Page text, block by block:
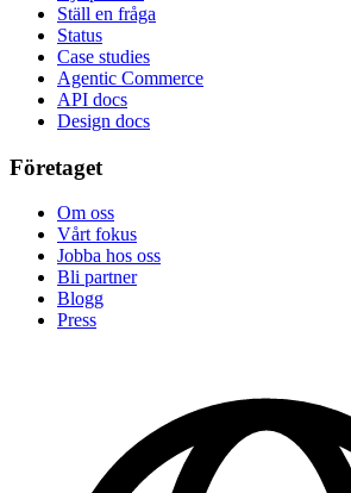
Ställ en fråga
Status
Case studies
Agentic Commerce
API docs
Design docs
Företaget
Om oss
Vårt fokus
Jobba hos oss
Bli partner
Blogg
Press